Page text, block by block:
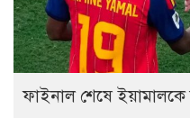
ফাইনাল শেষে